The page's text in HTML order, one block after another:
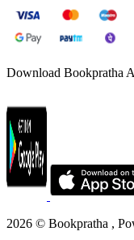
Download Bookpratha
2026 © Bookpratha ,